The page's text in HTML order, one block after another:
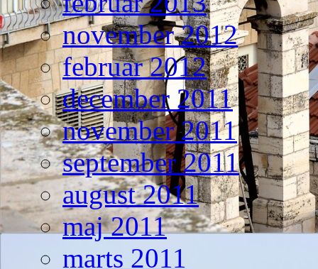
november 2012
februar 2012
december 2011
november 2011
september 2011
august 2011
maj 2011
marts 2011